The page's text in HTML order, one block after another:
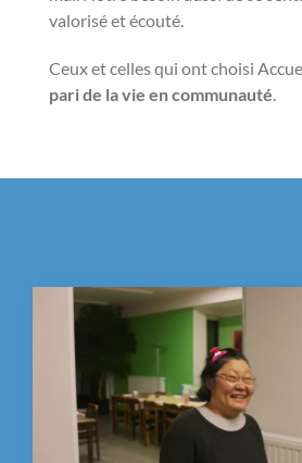
valorisé et écouté.
Ceux et celles qui ont choisi
pari de la vie en communauté.